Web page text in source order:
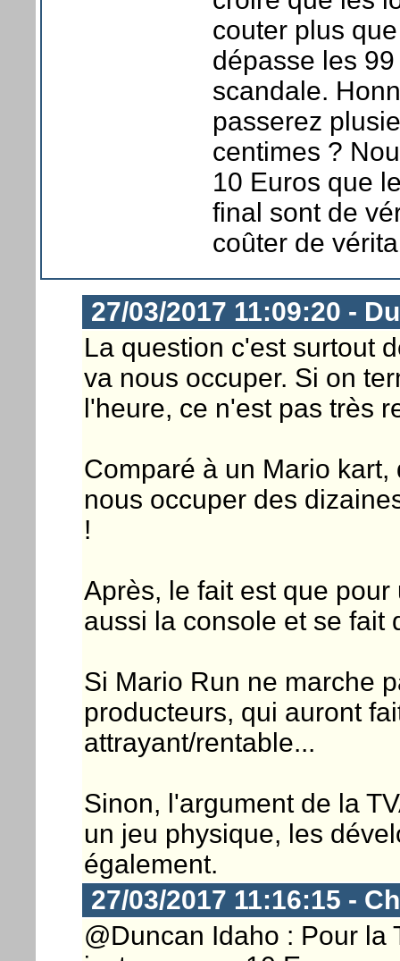
couter plus
dépasse les
scandale.
passerez
centimes ?
10 Euros que
final sont de
coûter de
27/03/2017 11:09:20 -
La question c'est surtout
va nous occuper. Si on
l'heure, ce n'est pas très
Comparé à un Mario
nous occuper des
!
Après, le fait est que
aussi la console et se fait
Si Mario Run ne marche
producteurs, qui auront
attrayant/rentable...
Sinon, l'argument de la
un jeu physique, les
également.
27/03/2017 11:16:15 -
@Duncan Idaho : Pour la